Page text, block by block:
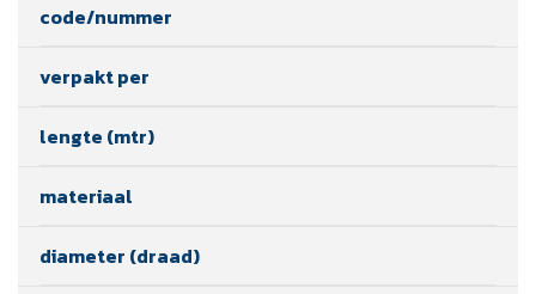
code/nummer
verpakt per
lengte (mtr)
materiaal
diameter (draad)